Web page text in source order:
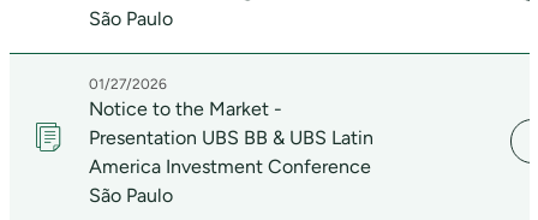
São Paulo
01/27/2026
Notice to the Market -
Presentation UBS BB & UBS Latin
America Investment Conference
São Paulo